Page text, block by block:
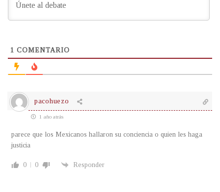
1 COMENTARIO
pacohuezo
1 año atrás
parece que los Mexicanos hallaron su conciencia o quien les haga
justicia
0 0 Responder